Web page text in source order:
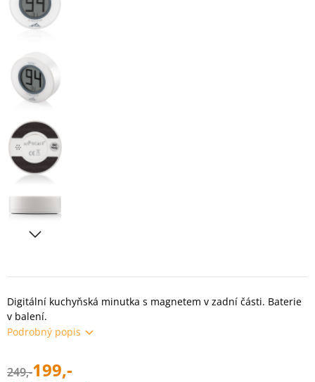
Digitální kuchyňská minutka s magnetem v zadní části. Baterie
v balení.
Podrobný popis
249,-199,-